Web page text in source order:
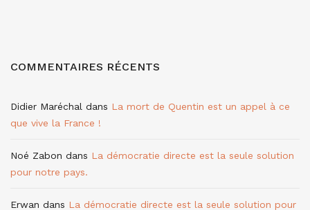
COMMENTAIRES RÉCENTS
Didier Maréchal dans La mort de Quentin est un appel à ce
que vive la France !
Noé Zabon dans La démocratie directe est la seule solution
pour notre pays.
Erwan dans La démocratie directe est la seule solution pour